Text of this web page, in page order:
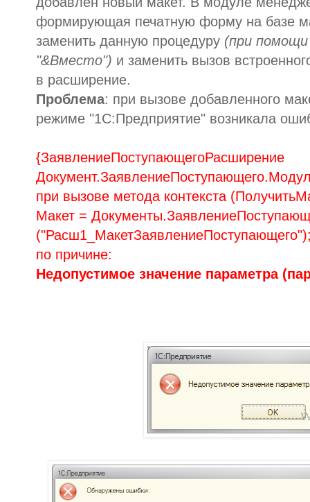
формирующая печатную форму на базе
заменить данную процедуру (при
"&Вместо") и заменить вызов
в расширение.
Проблема: при вызове добавленного
режиме "1С:Предприятие" возникала
{ЗаявлениеПоступающегоРасширение
при вызове метода контекста
Макет =
по причине:
Недопустимое значение параметра